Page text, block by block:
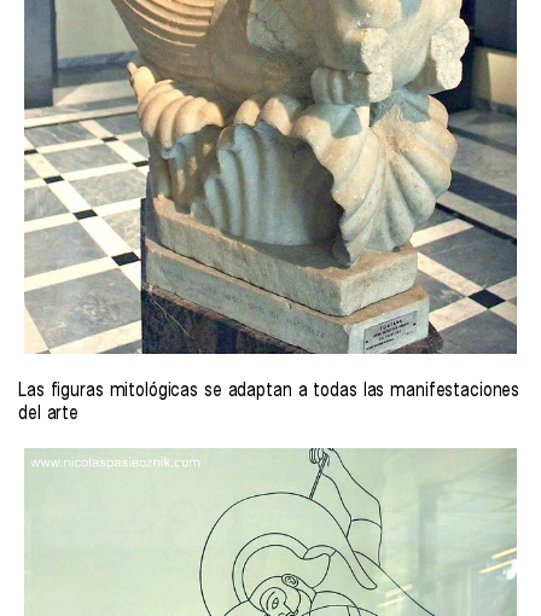
Las figuras mitológicas se adaptan a todas las manifestaciones
del arte